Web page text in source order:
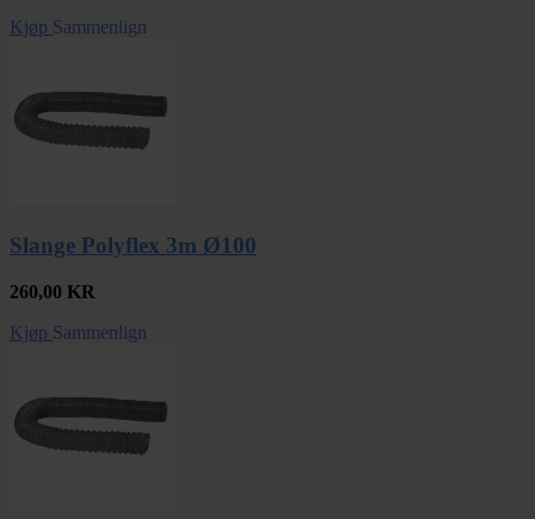
Kjøp Sammenlign
Slange Polyflex 3m Ø100
260,00 KR
Kjøp Sammenlign